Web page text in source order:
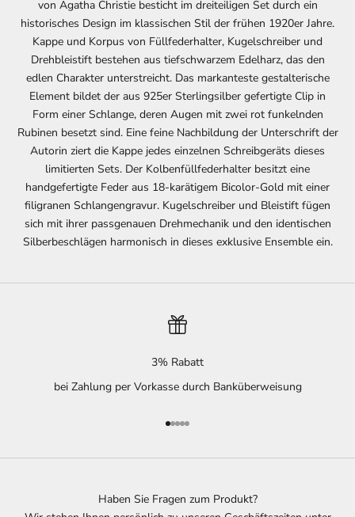
von Agatha Christie besticht im dreiteiligen Set durch ein
historisches Design im klassischen Stil der frühen 1920er Jahre.
Kappe und Korpus von Füllfederhalter, Kugelschreiber und
Drehbleistift bestehen aus tiefschwarzem Edelharz, das den
edlen Charakter unterstreicht. Das markanteste gestalterische
Element bildet der aus 925er Sterlingsilber gefertigte Clip in
Form einer Schlange, deren Augen mit zwei rot funkelnden
Rubinen besetzt sind. Eine feine Nachbildung der Unterschrift der
Autorin ziert die Kappe jedes einzelnen Schreibgeräts dieses
limitierten Sets. Der Kolbenfüllfederhalter besitzt eine
handgefertigte Feder aus 18-karätigem Bicolor-Gold mit einer
filigranen Schlangengravur. Kugelschreiber und Bleistift fügen
sich mit ihrer passgenauen Drehmechanik und den identischen
Silberbeschlägen harmonisch in dieses exklusive Ensemble ein.
3% Rabatt
bei Zahlung per Vorkasse durch Banküberweisung
Gehe zu Element 1
Gehe zu Element 2
Gehe zu Element 3
Gehe zu Element 4
Gehe zu Element 5
Haben Sie Fragen zum Produkt?